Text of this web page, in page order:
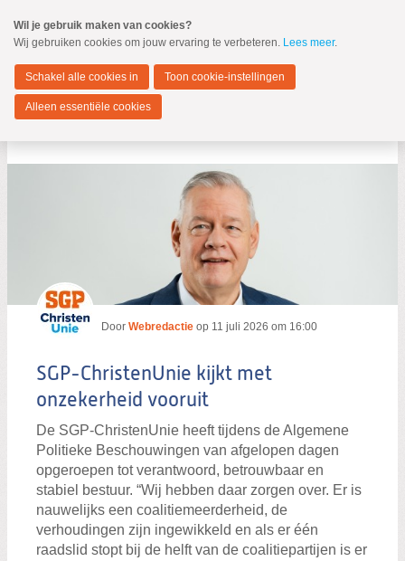
naar
Spring
de
inhoud
Spring
naar
Hendrik-Ido-Ambacht
MENU
Zoeken:
Zoeken
Door Webredactie op 11 juli 2026 om 16:00
SGP-ChristenUnie kijkt met
onzekerheid vooruit
De SGP-ChristenUnie heeft tijdens de Algemene
Politieke Beschouwingen van afgelopen dagen
opgeroepen tot verantwoord, betrouwbaar en
stabiel bestuur. “Wij hebben daar zorgen over. Er is
nauwelijks een coalitiemeerderheid, de
verhoudingen zijn ingewikkeld en als er één
raadslid stopt bij de helft van de coalitiepartijen is er
Wil je gebruik maken van cookies?
Wij gebruiken cookies om jouw ervaring te verbeteren. Lees meer.
Schakel alle cookies in Toon cookie-instellingen
Alleen essentiële cookies